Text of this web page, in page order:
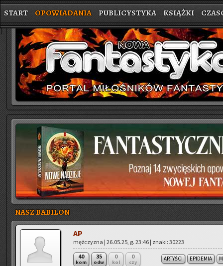
START OPOWIADANIA PUBLICYSTYKA KSIĄŻKI
}
NASZ BABILON
AP
męż­czy­zna | 26.05.25, g. 23:46 | znaki: 30223
40
kom
35
odw
0
kol
0
czy
ARTYŚCI EPIDEMIA